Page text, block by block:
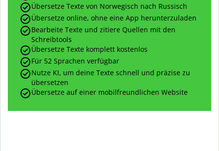
Übersetze Texte von Norwegisch nach Russisch
Übersetze online, ohne eine App herunterzuladen
Bearbeite Texte und zitiere Quellen mit den
Schreibtools
Übersetze Texte komplett kostenlos
Für 52 Sprachen verfügbar
Nutze KI, um deine Texte schnell und präzise zu
übersetzen
Übersetze auf einer mobilfreundlichen Website